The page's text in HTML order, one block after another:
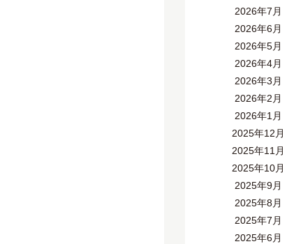
2026年7月
2026年6月
2026年5月
2026年4月
2026年3月
2026年2月
2026年1月
2025年12月
2025年11月
2025年10月
2025年9月
2025年8月
2025年7月
2025年6月